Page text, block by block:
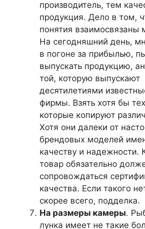
производитель, тем
продукция. Дело в том,
понятия взаимосвязаны
На сегодняшний день,
в погоне за прибылью,
выпускать продукцию,
той, которую выпускают
десятилетиями
фирмы. Взять хотя бы
которые копируют
Хотя они далеки от
брендовых моделей
качеству и надежности.
товар обязательно
сопровождаться
качества. Если такого
скорее всего, подделка.
На размеры камеры.
лунка имеет не такие